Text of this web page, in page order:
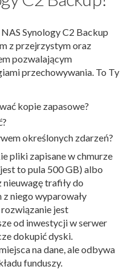
Synology C2 Backup
z przejrzystym oraz
pozwalającym
przechowywania. To Ty
kopie zapasowe?
określonych zdarzeń?
pliki zapisane w chmurze
to pula 500 GB) albo
trafiły do
niego wyparowały
jest
od inwestycji w serwer
dokupić dyski.
na dane, ale odbywa
funduszy.